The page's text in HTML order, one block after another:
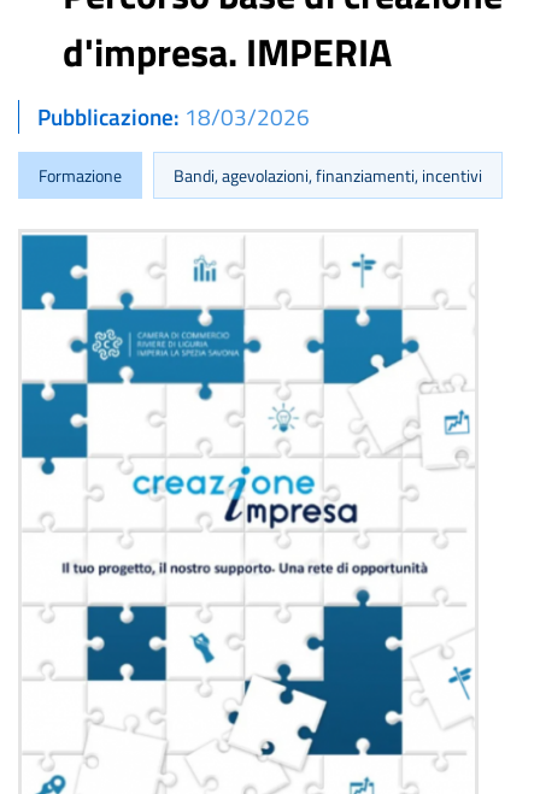
d'impresa. IMPERIA
Pubblicazione 18/03/2026
Formazione Bandi, agevolazioni, finanziamenti, incentivi